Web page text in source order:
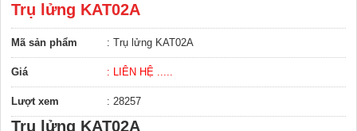
Trụ lửng KAT02A
Mã sản phẩm : Trụ lửng KAT02A
Giá : LIÊN HỆ .....
Lượt xem : 28257
Trụ lửng KAT02A